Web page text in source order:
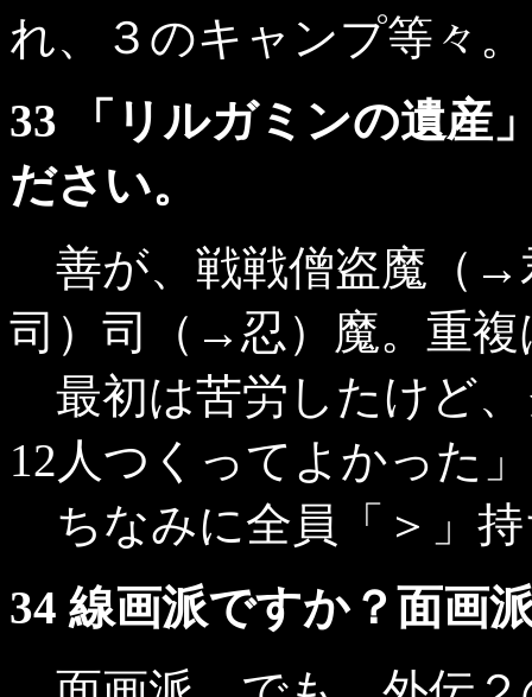
れ、３のキャンプ等々。
33 「リルガミンの遺産
ださい。
善が、戦戦僧盗魔（→
司）司（→忍）魔。重複
最初は苦労したけど
12人つくってよかった
ちなみに全員「＞」
34 線画派ですか？面画